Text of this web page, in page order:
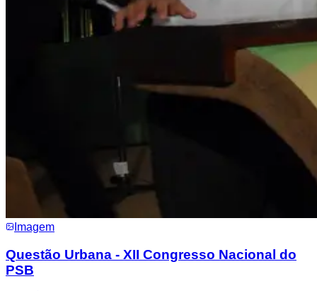
Imagem
Questão Urbana - XII Congresso Nacional do
PSB